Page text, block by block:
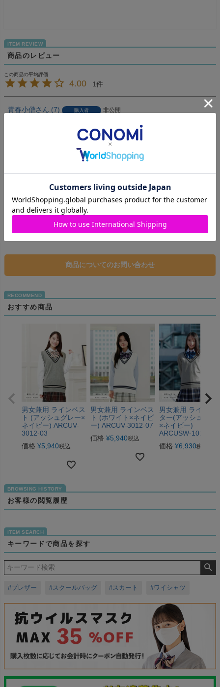
商品のレビュー
4.00 1
青春小僧 7 購入者
非公開
ラインベストが欲しくて購入。Mを買いましたが思ってたよ
す。
すべてのレビューを見る
商品についてのお問い合わせ
おすすめ商品
男女兼用 ラインベス
ト (アッシュグレー×
ネイビー) ARCUV-
3012-03
価格 ¥5,940税込
男女兼用 ラインベス
ト (ホワイト×ネイビ
ー) ARCUV-3012-07
価格 ¥5,940税込
男女兼用 ラインセ
ター(アッシュグレ
×ネイビー)
ARCUSW-1011-03
価格 ¥6,930税込
お客様の閲覧履歴
キーワードで商品を探す
#ブレザー #スクールバッグ #スカート #ワイシャツ